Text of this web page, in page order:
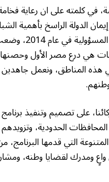
في كلمته على ان رعاية
الدولة الراسخ بأهمية
في بناء مستقبل الوطن. إن
هي درع مصر الأول
هذه المناطق، ونعمل
على تصميم وتنفيذ
الحدودية، وتزويدهم
التي قدمها
واعٍ ومدرك لقضايا وطنه،